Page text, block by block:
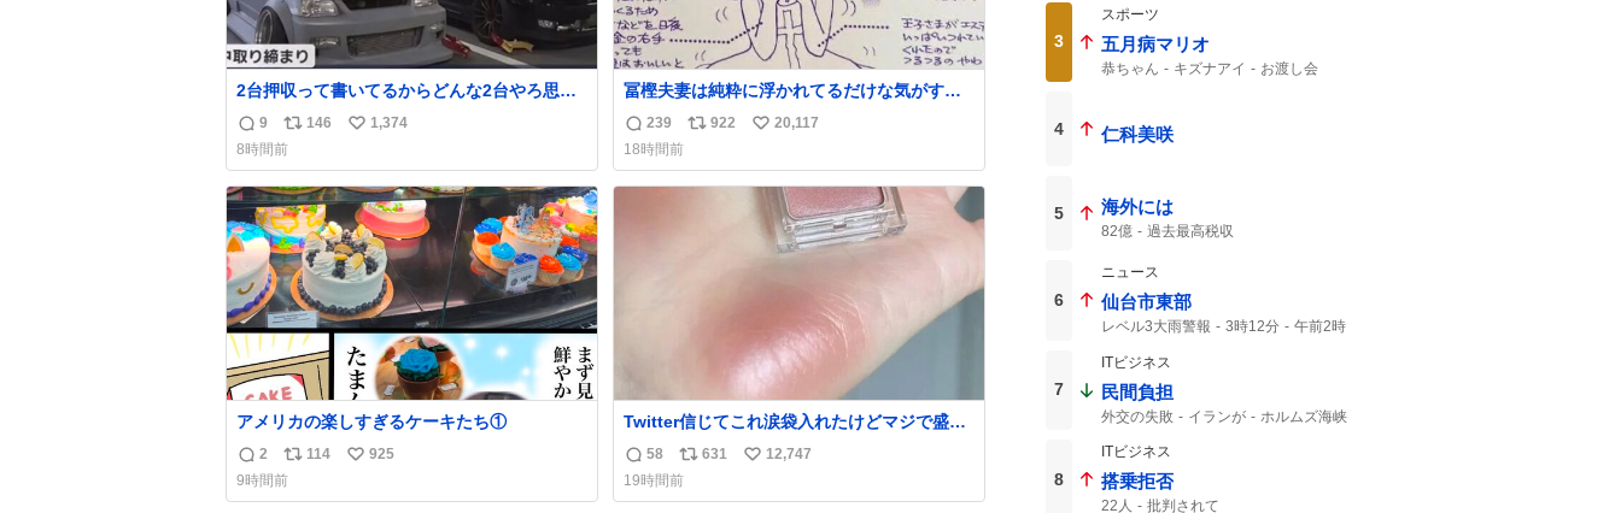
2台押収って書いてるからどんな2台やろ思っ
たらまぁまぁへんてこな1台押収してて笑い止
まらん
返
信
数
9
リ
ポ
ス
ト
数
146
い
ね
数
1,374
8時間前
冨樫夫妻は純粋に浮かれてるだけな気がする
な〜 全アはここに自分の市場価値的なものを
上乗せするので、 すっぴん＆寝起きのボサボ
サ頭でも「今日も可愛いね」が止まらない。
放っておくと永遠に髪撫でてきて作業進まな
私より綺麗な手やめてもろて とか言う
返
信
数
239
リ
ス
922
い
ね
20,117
18時間前
アメリカの楽しすぎるケーキたち①
返
信
2
リ
ポ
114
い
925
9時間前
Twitter信じてこれ涙袋入れたけどマジで盛れ
た…ありがとう…
返
信
58
リ
ポ
631
い
12,747
19時間前
3
スポーツ
五月病マリオ
恭ちゃん キズナアイ お渡し会
4 仁科美咲
5 海外には
82億 過去最高税収
6
ニュース
仙台市東部
レベル3大雨警報 3時12分 午前2時
7
ITビジネス
民間負担
外交の失敗 イランが
ホルムズ海峡
8
ITビジネス
搭乗拒否
22人 批判されて